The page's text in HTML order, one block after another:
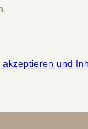
und